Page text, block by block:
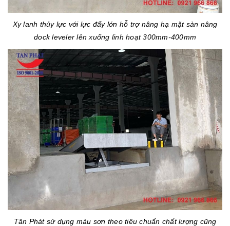
Xy lanh thủy lực với lực đẩy lớn hỗ trợ nâng hạ mặt sàn nâng
dock leveler lên xuống linh hoạt 300mm-400mm
Tân Phát sử dụng màu sơn theo tiêu chuẩn chất lượng cũng